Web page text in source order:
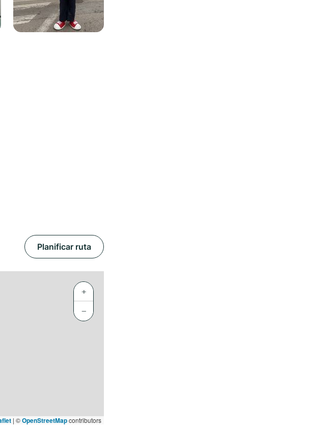
Planificar ruta
+
−
| ©OpenStreetMapcontributors